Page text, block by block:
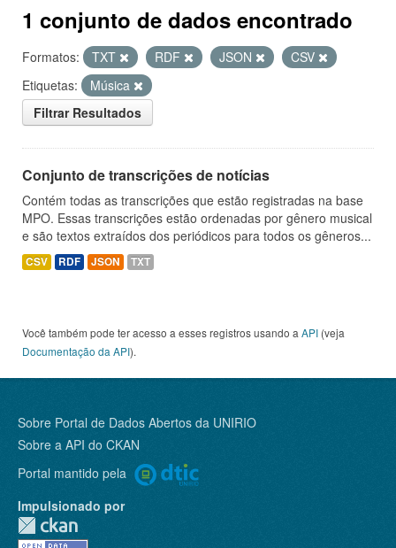
1 conjunto de dados encontrado
Formatos: TXT RDF JSON
CSV
Etiquetas:
Música
Filtrar Resultados
Conjunto de transcrições de notícias
Contém todas as transcrições que estão registradas na base
MPO. Essas transcrições estão ordenadas por gênero musical
e são textos extraídos dos periódicos para todos os gêneros...
CSV RDF JSON TXT
Você também pode ter acesso a esses registros usando a API (veja
Documentação da API).
Sobre Portal de Dados Abertos da UNIRIO
Sobre a API do CKAN
Portal mantido pela
Impulsionado por